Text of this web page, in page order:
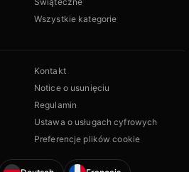
Wszystkie kategorie
Kontakt
Notice o usunięciu
Regulamin
Ustawa o usługach cyfrowych
Preferencje plików cookie